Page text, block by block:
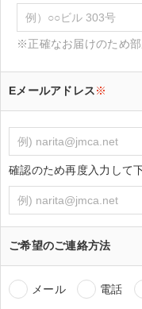
※正確なお届けのため部
Eメールアドレス※
確認のため再度入力して
ご希望のご連絡方法
メール 電話